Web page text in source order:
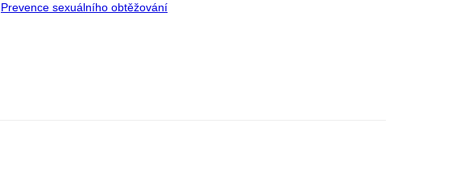
Prevence sexuálního obtěžování